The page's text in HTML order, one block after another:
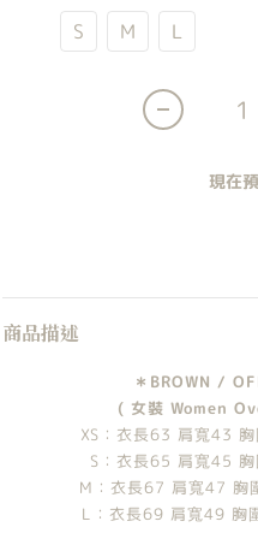
S M L
現在
商品描述
＊BROWN /
( 女裝 Women
XS：衣長63 肩寬43
S：衣長65 肩寬45
M：衣長67 肩寬47 胸
L：衣長69 肩寬49 胸